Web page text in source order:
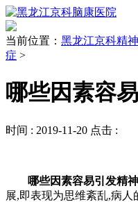
当前位置： 黑龙江京科精
症 >
哪些因素容
时间 : 2019-11-20 点击 :
哪些因素容易引发精
展,即表现为思维紊乱,病